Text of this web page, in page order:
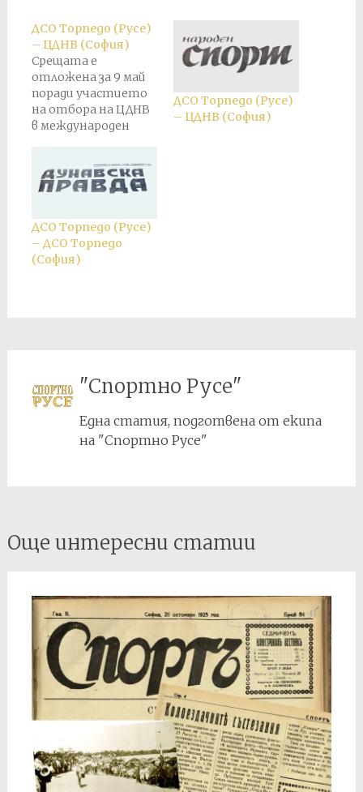
ДСО Торпедо (Русе)
– ЦДНВ (София)
Срещата е
отложена за 9 май
поради участието
на отбора на ЦДНВ
в международен
ДСО Торпедо (Русе)
– ЦДНВ (София)
ДСО Торпедо (Русе)
– ДСО Торпедо
(София)
"Спортно Русе"
Една статия, подготвена от екипа
на "Спортно Русе"
Post
navigation
Още интересни статии